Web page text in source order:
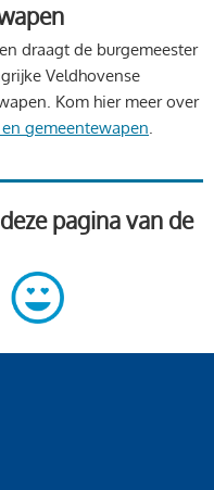
draagt de burgemeester
Veldhovense
Kom hier meer over
gemeentewapen.
pagina van de